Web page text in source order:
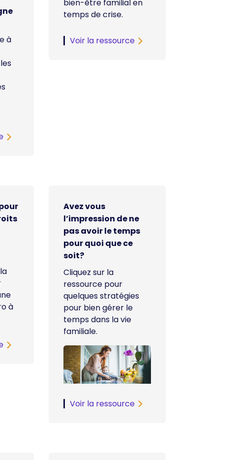
à
bien-être familial en
temps de crise.
Voir la ressource
à
Avez vous
l’impression de ne
pas avoir le temps
pour quoi que ce
soit?
Cliquez sur la
ressource pour
quelquesstratégies
pour bien gérer le
temps dans la vie
familiale.
Voir la ressource